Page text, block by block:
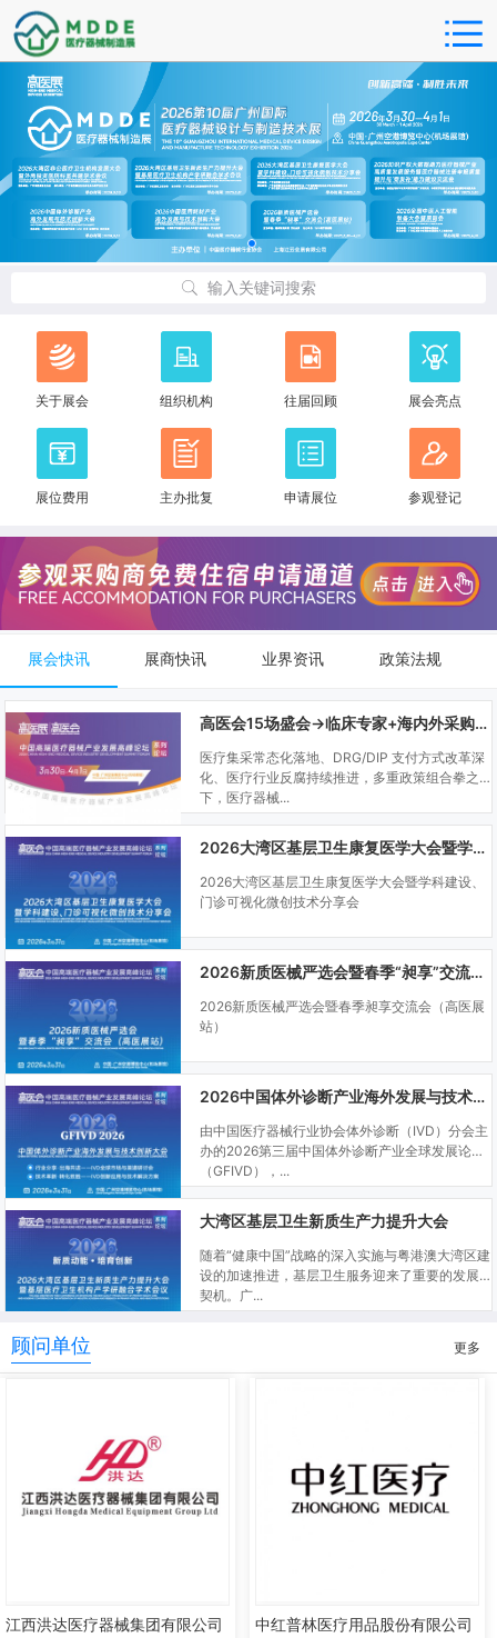
输入关键词搜索
关于展会 组织机构 往届回顾 展会亮点
展位费用 主办批复 申请展位 参观登记
展会快讯 展商快讯 业界资讯 政策法规
高医会15场盛会→临床专家+海内外采购商双向对接
医疗集采常态化落地、DRG/DIP 支付方式改革深
化、医疗行业反腐持续推进，多重政策组合拳之
下，医疗器械...
2026大湾区基层卫生康复医学大会暨学科建设、门诊可视化微创技术分享会
2026大湾区基层卫生康复医学大会暨学科建设、
门诊可视化微创技术分享会
2026新质医械严选会暨春季“昶享”交流会（高医展站）
2026新质医械严选会暨春季昶享交流会（高医展
站）
2026中国体外诊断产业海外发展与技术创新大会
由中国医疗器械行业协会体外诊断（IVD）分会主
办的2026第三届中国体外诊断产业全球发展论坛
（GFIVD），...
大湾区基层卫生新质生产力提升大会
随着“健康中国”战略的深入实施与粤港澳大湾区建
设的加速推进，基层卫生服务迎来了重要的发展
契机。广...
顾问单位 更多
江西洪达医疗器械集团有限公司 中红普林医疗用品股份有限公司